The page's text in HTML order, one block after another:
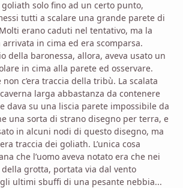
solo fino ad un certo punto,
tutti a scalare una grande parete di
erano caduti nel tentativo, ma la
in cima ed era scomparsa.
della baronessa, allora, aveva usato un
in cima alla parete ed osservare.
c’era traccia della tribù. La scalata
larga abbastanza da contenere
dava su una liscia parete impossibile da
una sorta di strano disegno per terra, e
in alcuni nodi di questo disegno, ma
traccia dei goliath. L’unica cosa
che l’uomo aveva notato era che nei
grotta, portata via dal vento
gli ultimi sbuffi di una pesante nebbia...